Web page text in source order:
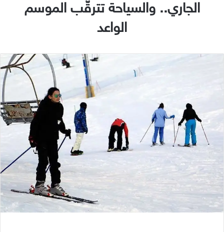
الجاري.. والسياحة تترقّب الموسم
الواعد